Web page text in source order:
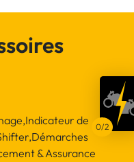
de
& Assurance